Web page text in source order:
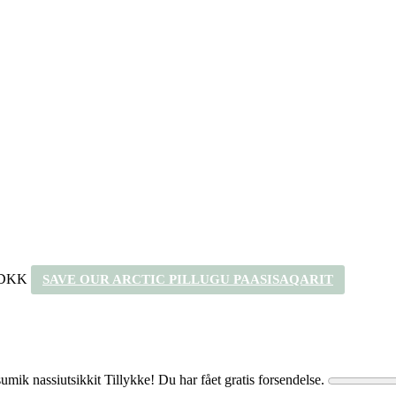
SAVE OUR ARCTIC PILLUGU PAASISAQARIT
nassiutsikkit Tillykke! Du har fået gratis forsendelse.